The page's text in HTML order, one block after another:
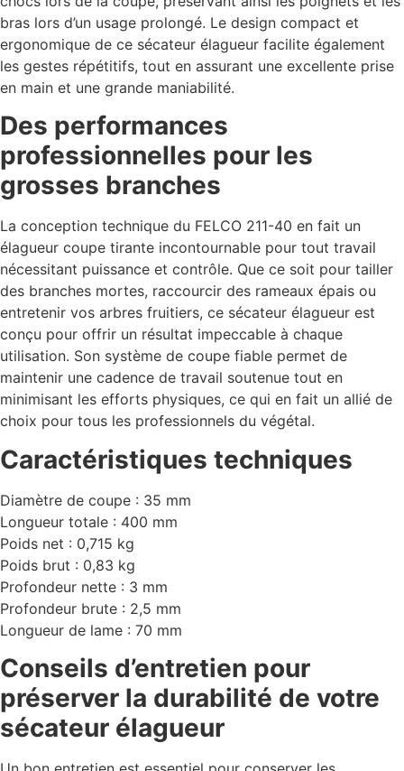
bras lors d’un usage prolongé. Le design compact et
ergonomique de ce sécateur élagueur facilite également
les gestes répétitifs, tout en assurant une excellente prise
en main et une grande maniabilité.
Des performances
professionnelles pour les
grosses branches
La conception technique du FELCO 211-40 en fait un
élagueur coupe tirante incontournable pour tout travail
nécessitant puissance et contrôle. Que ce soit pour tailler
des branches mortes, raccourcir des rameaux épais ou
entretenir vos arbres fruitiers, ce sécateur élagueur est
conçu pour offrir un résultat impeccable à chaque
utilisation. Son système de coupe fiable permet de
maintenir une cadence de travail soutenue tout en
minimisant les efforts physiques, ce qui en fait un allié de
choix pour tous les professionnels du végétal.
Caractéristiques techniques
Diamètre de coupe : 35 mm
Longueur totale : 400 mm
Poids net : 0,715 kg
Poids brut : 0,83 kg
Profondeur nette : 3 mm
Profondeur brute : 2,5 mm
Longueur de lame : 70 mm
Conseils d’entretien pour
préserver la durabilité de votre
sécateur élagueur